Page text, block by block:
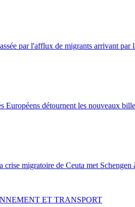
par l'afflux de migrants arrivant par
Européens détournent les nouveaux
crise migratoire de Ceuta met Schengen
ET TRANSPORT